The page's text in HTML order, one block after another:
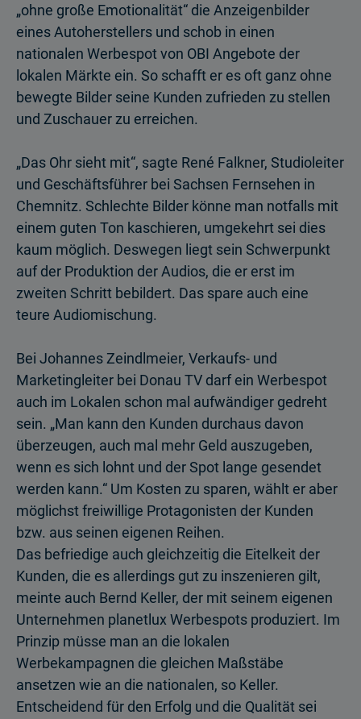
„ohne große Emotionalität“ die Anzeigenbilder
eines Autoherstellers und schob in einen
nationalen Werbespot von OBI Angebote der
lokalen Märkte ein. So schafft er es oft ganz ohne
bewegte Bilder seine Kunden zufrieden zu stellen
und Zuschauer zu erreichen.
„Das Ohr sieht mit“, sagte René Falkner, Studioleiter
und Geschäftsführer bei Sachsen Fernsehen in
Chemnitz. Schlechte Bilder könne man notfalls mit
einem guten Ton kaschieren, umgekehrt sei dies
kaum möglich. Deswegen liegt sein Schwerpunkt
auf der Produktion der Audios, die er erst im
zweiten Schritt bebildert. Das spare auch eine
teure Audiomischung.
Bei Johannes Zeindlmeier, Verkaufs- und
Marketingleiter bei Donau TV darf ein Werbespot
auch im Lokalen schon mal aufwändiger gedreht
sein. „Man kann den Kunden durchaus davon
überzeugen, auch mal mehr Geld auszugeben,
wenn es sich lohnt und der Spot lange gesendet
werden kann.“ Um Kosten zu sparen, wählt er aber
möglichst freiwillige Protagonisten der Kunden
bzw. aus seinen eigenen Reihen.
Das befriedige auch gleichzeitig die Eitelkeit der
Kunden, die es allerdings gut zu inszenieren gilt,
meinte auch Bernd Keller, der mit seinem eigenen
Unternehmen planetlux Werbespots produziert. Im
Prinzip müsse man an die lokalen
Werbekampagnen die gleichen Maßstäbe
ansetzen wie an die nationalen, so Keller.
Entscheidend für den Erfolg und die Qualität sei